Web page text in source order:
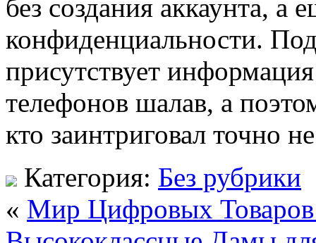
без создания аккаунта, а
конфиденциальности.
присутствует
телефонов шалав, а
кто заинтриговал точно
Категория: Без рубрики
« Мир Цифровых